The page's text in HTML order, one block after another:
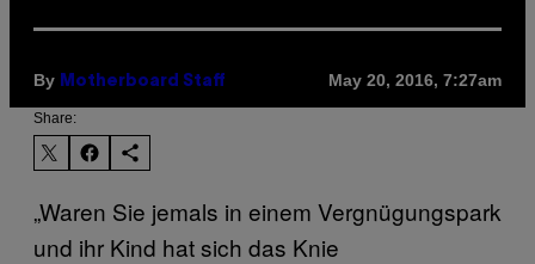
By Motherboard Staff May 20, 2016, 7:27am
Share:
„Waren Sie jemals in einem Vergnügungspark
und ihr Kind hat sich das Knie